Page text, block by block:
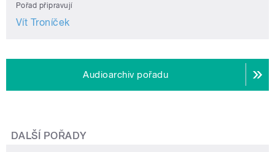
Pořad připravují
Vít Troníček
Audioarchiv pořadu
DALŠÍ POŘADY